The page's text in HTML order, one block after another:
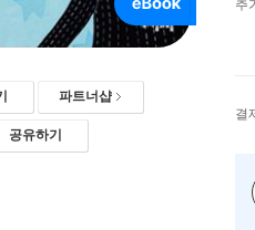
파트너샵
공유하기
추
결